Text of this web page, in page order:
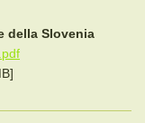
della Slovenia